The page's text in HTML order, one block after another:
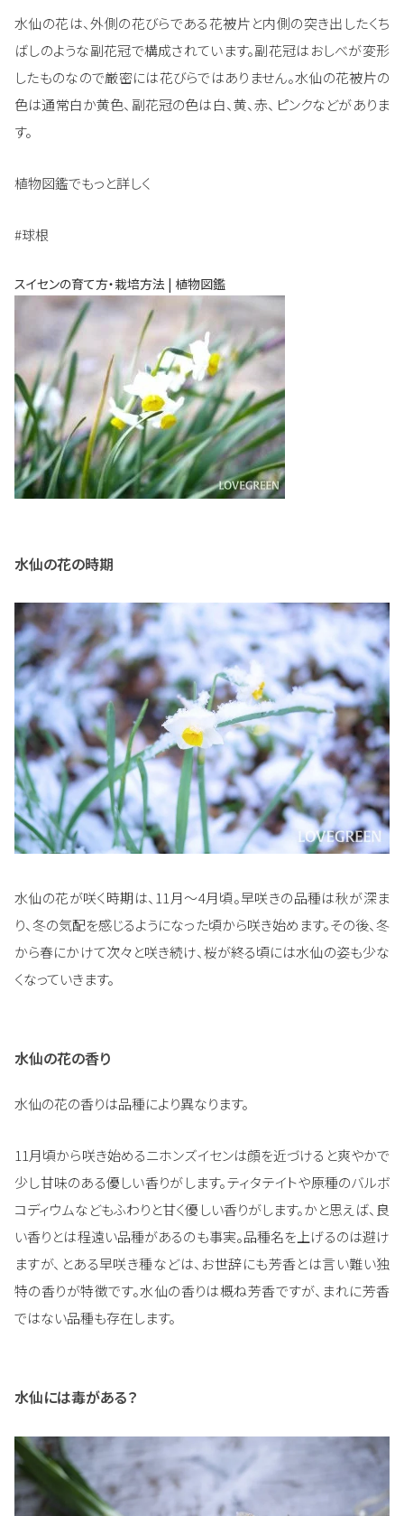
水仙の花は、外側の花びらである花被片と内側の突き出したくち
ばしのような副花冠で構成されています。副花冠はおしべが変形
したものなので厳密には花びらではありません。水仙の花被片の
色は通常白か黄色、副花冠の色は白、黄、赤、ピンクなどがありま
す。
植物図鑑でもっと詳しく
#球根
スイセンの育て方・栽培方法 | 植物図鑑
水仙の花の時期
水仙の花が咲く時期は、11月〜4月頃。早咲きの品種は秋が深ま
り、冬の気配を感じるようになった頃から咲き始めます。その後、冬
から春にかけて次々と咲き続け、桜が終る頃には水仙の姿も少な
くなっていきます。
水仙の花の香り
水仙の花の香りは品種により異なります。
11月頃から咲き始めるニホンズイセンは顔を近づけると爽やかで
少し甘味のある優しい香りがします。ティタテイトや原種のバルボ
コディウムなどもふわりと甘く優しい香りがします。かと思えば、良
い香りとは程遠い品種があるのも事実。品種名を上げるのは避け
ますが、とある早咲き種などは、お世辞にも芳香とは言い難い独
特の香りが特徴です。水仙の香りは概ね芳香ですが、まれに芳香
ではない品種も存在します。
水仙には毒がある？